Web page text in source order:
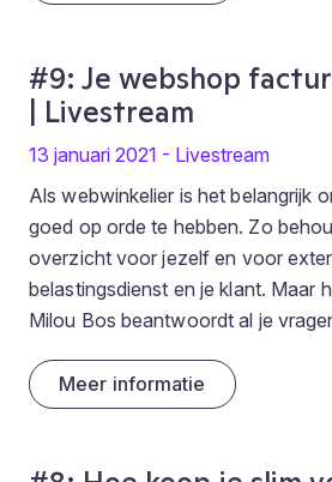
#9: Je webshop
| Livestream
13 januari 2021 - Livestream
Als webwinkelier is het belangrijk
goed op orde te hebben. Zo
overzicht voor jezelf en voor
belastingsdienst en je klant. Maar
Milou Bos beantwoordt al je
Meer informatie